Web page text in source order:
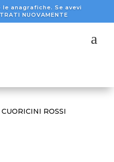
anagrafiche. Se avevi
NUOVAMENTE
a
ROSSI